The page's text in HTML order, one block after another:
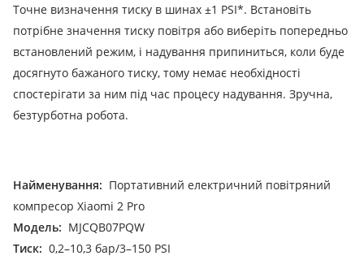
Точне визначення тиску в шинах ±1 PSI*. Встановіть
потрібне значення тиску повітря або виберіть попередньо
встановлений режим, і надування припиниться, коли буде
досягнуто бажаного тиску, тому немає необхідності
спостерігати за ним під час процесу надування. Зручна,
безтурботна робота.
Найменування: Портативний електричний повітряний
компресор Xiaomi 2 Pro
Модель: MJCQB07PQW
Тиск: 0,2–10,3 бар/3–150 PSI